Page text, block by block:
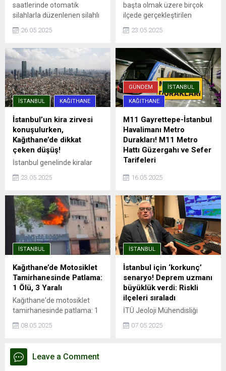
saatlerinde otomatik
silahlarla düzenlenen silahlı
Ümit Engin şans eseri yara
güvenlik kamerasına
yansıdı.
26.05.2025
başta olmak üzere birçok
ilçede gerçekleştirilen
müdürlükleri, Asayiş, Özel
Denetleme şube
müdürlüklerinden ekipler
katıldı. Uygulama
noktalarında durdurulan
araçlar detaylı ...
23.05.2025
İSTANBUL KAĞITHANE
İstanbul’un kira zirvesi
konuşulurken,
Kağıthane’de dikkat
çeken düşüş!
İstanbul genelinde kiralar
rekor seviyelere ulaşırken,
Sarıyer, Beşiktaş ve Kadıköy
90 bin TL’yi aşmış durumda.
Endeksa verilerine göre,
İstanbul’da kira fiyatları bir
önceki yıla göre %41,49
artarak ortalama 26.490
TL’ye yükseldi. Ancak bu
genel artış trendinin aksine,
Kağıthane kiralık ve satılık
konut değer artışında
İstanbul’un en...
23.05.2025
GÜNDEM İSTANBUL
KAĞITHANE
M11 Gayrettepe-İstanbul
Havalimanı Metro
Durakları! M11 Metro
Hattı Güzergahı ve Sefer
Tarifeleri
İstanbul'da şehrin dört bir
yanına hızlı ve güvenli
metro hatları, aynı zamanda
trafik sorununa da büyük
ölçüde çözüm oluyor.
Avrupa Yakası'nda önemli
aktarma istasyonları ile
entegrasyonu olan ve
İstanbul Havalimanı'na ...
16.05.2025
İSTANBUL
Kağıthane’de Motosiklet
Tamirhanesinde Patlama:
1 Ölü, 3 Yaralı
Kağıthane'de motosiklet
tamirhanesinde patlama: 1
esnasında depoda mahsur
kaybettiİSTANBUL - İstanbul
Kağıthane'de motosiklet
08.05.2025
İSTANBUL
İstanbul için ‘korkunç’
senaryo! Deprem uzmanı
büyüklük verdi: Riskli
ilçeleri sıraladı
İTÜ Jeoloji Mühendisliği
Yaltırak, İstanbul’da
07.05.2025
Leave a Comment